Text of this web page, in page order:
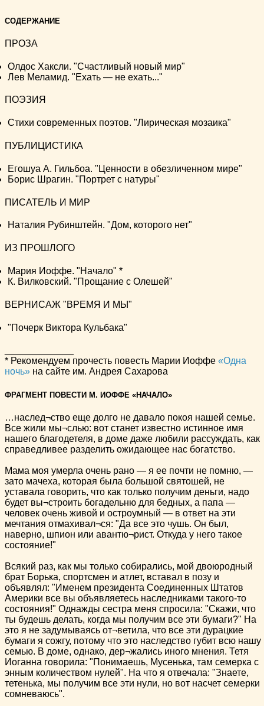
СОДЕРЖАНИЕ
ПРОЗА
Олдос Хаксли. "Счастливый новый мир"
Лев Меламид. "Ехать — не ехать..."
ПОЭЗИЯ
Стихи современных поэтов. "Лирическая мозаика"
ПУБЛИЦИСТИКА
Егошуа А. Гильбоа. "Ценности в обезличенном мире"
Борис Шрагин. "Портрет с натуры"
ПИСАТЕЛЬ И МИР
Наталия Рубинштейн. "Дом, которого нет"
ИЗ ПРОШЛОГО
Мария Иоффе. "Начало" *
К. Вилковский. "Прощание с Олешей"
ВЕРНИСАЖ "ВРЕМЯ И МЫ"
"Почерк Виктора Кульбака"
* Рекомендуем прочесть повесть Марии Иоффе «Одна
ночь» на сайте им. Андрея Сахарова
ФРАГМЕНТ ПОВЕСТИ М. ИОФФЕ «НАЧАЛО»
…наслед¬ство еще долго не давало покоя нашей семье.
Все жили мы¬слью: вот станет известно истинное имя
нашего благодетеля, в доме даже любили рассуждать, как
справедливее разделить ожидающее нас богатство.
Мама моя умерла очень рано — я ее почти не помню, —
зато мачеха, которая была большой святошей, не
уставала говорить, что как только получим деньги, надо
будет вы¬строить богадельню для бедных, а папа —
человек очень живой и остроумный — в ответ на эти
мечтания отмахивал¬ся: "Да все это чушь. Он был,
наверно, шпион или авантю¬рист. Откуда у него такое
состояние!"
Всякий раз, как мы только собирались, мой двоюродный
брат Борька, спортсмен и атлет, вставал в позу и
объявлял: "Именем президента Соединенных Штатов
Америки все вы объявляетесь наследниками такого-то
состояния!" Однажды сестра меня спросила: "Скажи, что
ты будешь делать, когда мы получим все эти бумаги?" На
это я не задумываясь от¬ветила, что все эти дурацкие
бумаги я сожгу, потому что это наследство губит всю нашу
семью. В доме, однако, дер¬жались иного мнения. Тетя
Иоганна говорила: "Понимаешь, Мусенька, там семерка с
энным количеством нулей". На что я отвечала: "Знаете,
тетенька, мы получим все эти нули, но вот насчет семерки
сомневаюсь".